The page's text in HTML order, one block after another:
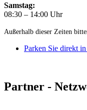
Samstag:
08:30 – 14:00 Uhr
Außerhalb dieser Zeiten
Parken Sie direkt
Partner -